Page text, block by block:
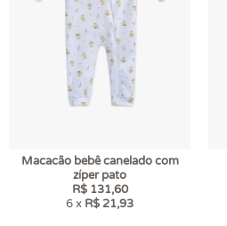
Macacão bebê canelado com
zíper pato
R$ 131,60
6 x R$ 21,93